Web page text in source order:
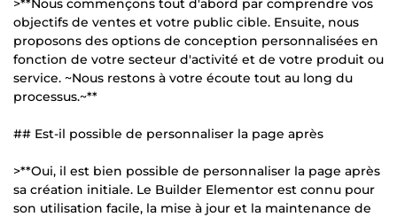
>**Nous commençons tout d'abord par comprendre vos
objectifs de ventes et votre public cible. Ensuite, nous
proposons des options de conception personnalisées en
fonction de votre secteur d'activité et de votre produit ou
service. ~Nous restons à votre écoute tout au long du
processus.~**
## Est-il possible de personnaliser la page après
>**Oui, il est bien possible de personnaliser la page après
sa création initiale. Le Builder Elementor est connu pour
son utilisation facile, la mise à jour et la maintenance de